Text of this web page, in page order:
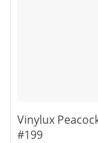
Vinylux
#199